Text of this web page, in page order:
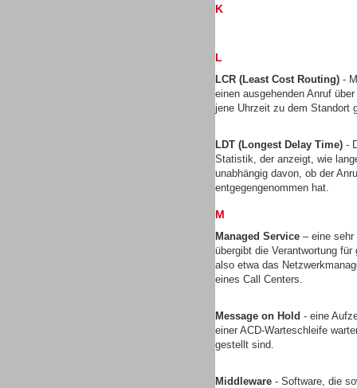
K
L
LCR (Least Cost Routing) -
einen ausgehenden Anruf
jene Uhrzeit zu dem Standort
LDT (Longest Delay Time) -
Statistik, der anzeigt, wie
unabhängig davon, ob der
entgegengenommen hat.
M
Managed Service – eine sehr
übergibt die Verantwortung
also etwa das
eines Call Centers.
Message on Hold - eine
einer ACD-Warteschleife
gestellt sind.
Middleware - Software, die